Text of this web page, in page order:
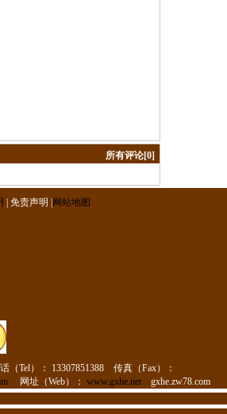
所有评论[0]
| 免责声明 | 网站地图
（Tel）： 13307851388 传真（Fax）：
网址（Web）： www.gxhe.netgxhe.zw78.com